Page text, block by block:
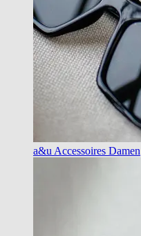
a&u Accessoires Damen